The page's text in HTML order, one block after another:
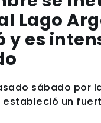
Lago
y es
sábado por
estableció un